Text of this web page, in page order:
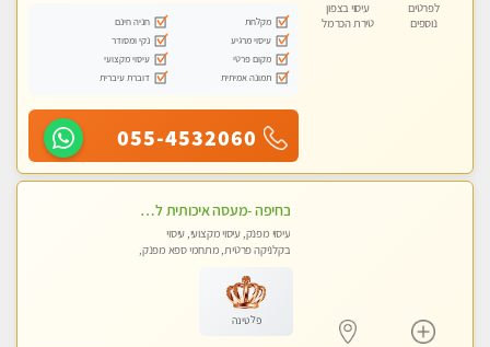
לפרטים
נוספים
עיסוי בצפון
טירת הכרמל
מקלחת
חניה חינם
עיסוי מרגיע
נקי ומסודר
מקום פרטי
עיסוי מקצועי
תמונה אמיתית
דוברת עיברית
055-4532060
בחיפה -מעסה איכותית לעיסוי טנטרה מקצועי ומרגיעה - WHATSAPP ONLY
עיסוי מפנק, עיסוי מקצועי, עיסוי
בקלניקה פרטית, מתחמי ספא מפנק,
פלטינה